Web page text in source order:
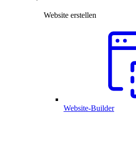
Website erstellen
Website-Builder